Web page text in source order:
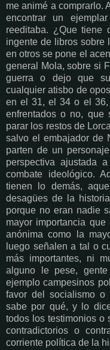
me animé a comprarlo.
encontrar un
reeditaba. ¿Que tiene
ingente de libros sobre
en otros se pone el
general Mola, sobre si
guerra o dejo que su
cualquier atisbo de
en el 31, el 34 o el 36,
enfrentados o no, que
parar los restos de
salvo el embajador de
parten de un
perspectiva ajustada
combate ideológico.
tienen lo demás,
desagües de la
porque no eran nadie
mayor importancia
anónima como la
luego señalen a tal o
más importantes, ni
alguno le pese,
ejemplo campesinos
favor del socialismo
sabe por qué, y lo
todos los testimonios o
contradictorios o
corriente política de la